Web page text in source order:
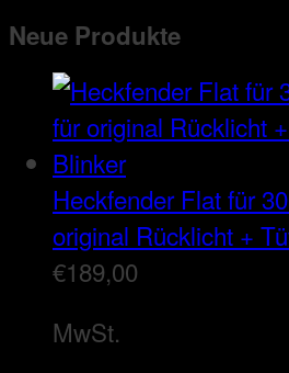
Neue Produkte
Heckfender Flat für
original Rücklicht +
€189,00
MwSt.